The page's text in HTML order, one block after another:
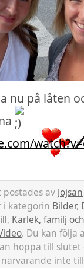
nu på låten
av Jojsan
i kategorin Bilder,
, Kärlek, familj
. Du kan följa
hoppa till slutet
närvarande inte